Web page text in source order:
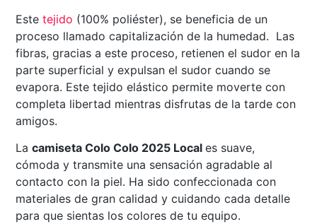
Estetejido (100% poliéster), se beneficia de un
proceso llamado capitalización de la humedad. Las
fibras, gracias a este proceso, retienen el sudor en la
parte superficial y expulsan el sudor cuando se
evapora. Este tejido elástico permite moverte con
completa libertad mientras disfrutas de la tarde con
amigos.
Lacamiseta Colo Colo 2025 Locales suave,
cómoda y transmite una sensación agradable al
contacto con la piel. Ha sido confeccionada con
materiales de gran calidad y cuidando cada detalle
para que sientas los colores de tu equipo.